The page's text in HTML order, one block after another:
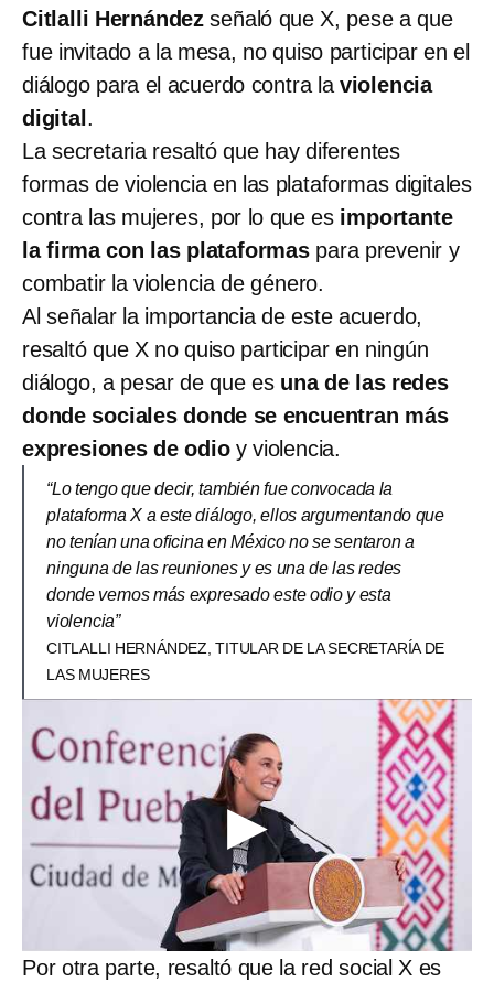
Citlalli Hernández señaló que X, pese a que
fue invitado a la mesa, no quiso participar en el
diálogo para el acuerdo contra la violencia
digital .
La secretaria resaltó que hay diferentes
formas de violencia en las plataformas digitales
contra las mujeres, por lo que es importante
la firma con las plataformaspara prevenir y
combatir la violencia de género.
Al señalar la importancia de este acuerdo,
resaltó que X no quiso participar en ningún
diálogo, a pesar de que es una de las redes
donde sociales donde se encuentran más
expresiones de odioy violencia.
“Lo tengo que decir, también fue convocada la
plataforma X a este diálogo, ellos argumentando que
no tenían una oficina en México no se sentaron a
ninguna de las reuniones y es una de las redes
donde vemos más expresado este odio y esta
violencia”
CITLALLI HERNÁNDEZ, TITULAR DE LA SECRETARÍA DE
LAS MUJERES
Por otra parte, resaltó que la red social X es